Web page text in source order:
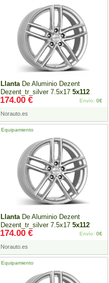
LlantaDe Aluminio Dezent
Dezent_tr_silver 7.5x17 5x112
Et40 Plateado
Norauto.es
174.00 € Envío: 0€
LlantaDe Aluminio Dezent
Dezent_tr_silver 7.5x17 5x112
Et48 Plateado
Equipamiento
Norauto.es
174.00 € Envío: 0€
Equipamiento